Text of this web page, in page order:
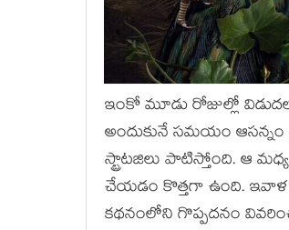
ఇంకో మూడు రోజుల్లో
అందుకునే సమయం
స్ట్రాటజిలు పాటిస్తోంది. ఆ
చేయడం కొత్తగా ఉంది.
కథనంలోని గొప్పదనం